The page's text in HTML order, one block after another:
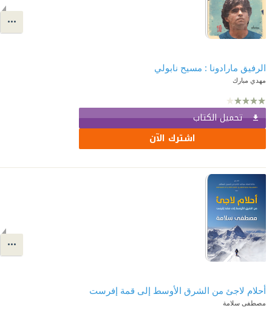
الرفيق مارادونا : مسيح نابولي
مهدي مبارك
تحميل الكتاب
اشترك الآن
أحلام لاجئ من الشرق الأوسط إلى قمة إفرست
مصطفى سلامة